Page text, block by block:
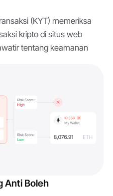
(KYT) memeriksa
kripto di situs web
tentang keamanan
Anti Boleh